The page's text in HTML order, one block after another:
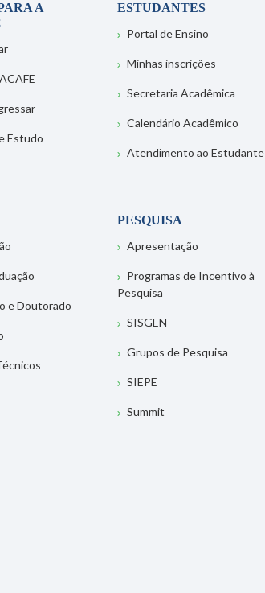
A
Estudo
ESTUDANTES
Portal de Ensino
Minhas inscrições
Secretaria Acadêmica
Calendário Acadêmico
Atendimento ao Estudante
e Doutorado
PESQUISA
Apresentação
Programas de Incentivo à
Pesquisa
SISGEN
Grupos de Pesquisa
SIEPE
Summit